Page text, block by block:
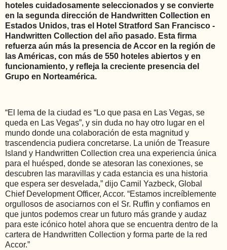
hoteles cuidadosamente seleccionados y se convierte
en la segunda dirección de Handwritten Collection en
Estados Unidos, tras el Hotel Stratford San Francisco -
Handwritten Collection del año pasado. Esta firma
refuerza aún más la presencia de Accor en la región de
las Américas, con más de 550 hoteles abiertos y en
funcionamiento, y refleja la creciente presencia del
Grupo en Norteamérica.
“El lema de la ciudad es “Lo que pasa en Las Vegas, se
queda en Las Vegas”, y sin duda no hay otro lugar en el
mundo donde una colaboración de esta magnitud y
trascendencia pudiera concretarse. La unión de Treasure
Island y Handwritten Collection crea una experiencia única
para el huésped, donde se atesoran las conexiones, se
descubren las maravillas y cada estancia es una historia
que espera ser desvelada,” dijo Camil Yazbeck, Global
Chief Development Officer, Accor. “Estamos increíblemente
orgullosos de asociarnos con el Sr. Ruffin y confiamos en
que juntos podemos crear un futuro más grande y audaz
para este icónico hotel ahora que se encuentra dentro de la
cartera de Handwritten Collection y forma parte de la red
Accor.”